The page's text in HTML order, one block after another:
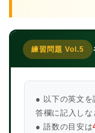
練習問題 Vol.5
● 以下の英文を
答欄に記入しな
● 語数の目安は